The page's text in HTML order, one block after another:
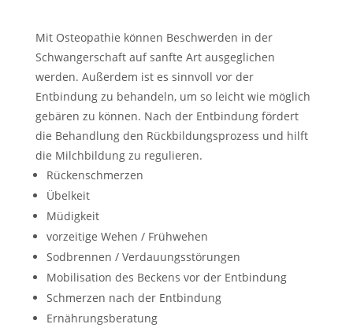
Mit Osteopathie können Beschwerden in der
Schwangerschaft auf sanfte Art ausgeglichen
werden. Außerdem ist es sinnvoll vor der
Entbindung zu behandeln, um so leicht wie möglich
gebären zu können. Nach der Entbindung fördert
die Behandlung den Rückbildungsprozess und hilft
die Milchbildung zu regulieren.
Rückenschmerzen
Übelkeit
Müdigkeit
vorzeitige Wehen / Frühwehen
Sodbrennen / Verdauungsstörungen
Mobilisation des Beckens vor der Entbindung
Schmerzen nach der Entbindung
Ernährungsberatung